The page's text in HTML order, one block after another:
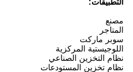
مصنع
المتاجر
سوبر ماركت
اللوجيستية المركزية
نظام التخزين الصناعي
نظام تخزين المستودعات